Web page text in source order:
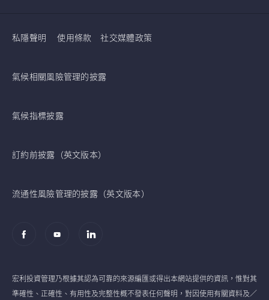
私隱聲明 使用條款 社交媒體政策
氣候相關風險管理的披露
氣候指標披露
訂約前披露（英文版本）
流通性風險管理的披露（英文版本）
宏利投資管理乃根據其認為可靠的來源編匯或得出本網站提供的資訊，惟對其
準確性、正確性、有用性及完整性概不發表任何聲明，對因使用有關資料及／